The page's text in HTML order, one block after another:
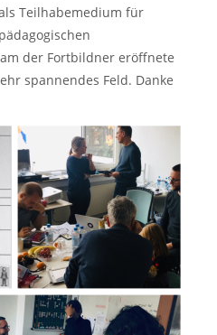
Teilhabemedium für
der Fortbildner eröffnete
spannendes Feld. Danke